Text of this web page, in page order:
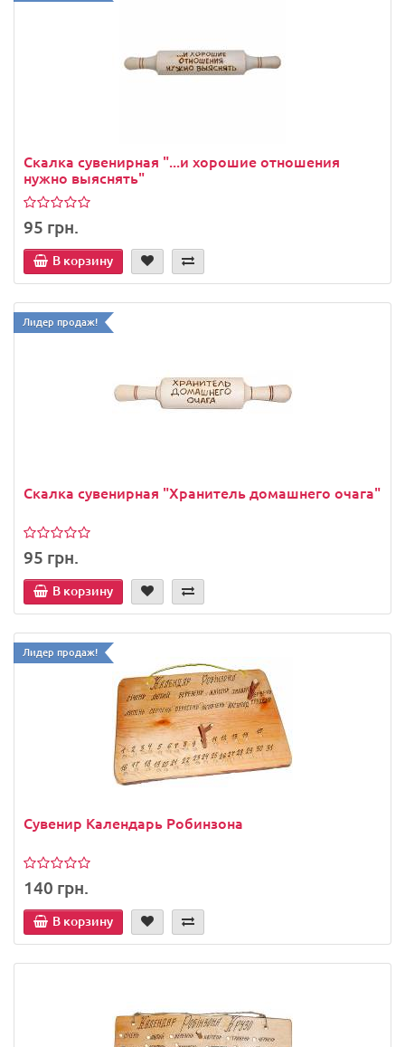
Скалка сувенирная "...и хорошие отношения
нужно выяснять"
95 грн.
В корзину
Лидер продаж!
Скалка сувенирная "Хранитель домашнего очага"
95 грн.
В корзину
Лидер продаж!
Сувенир Календарь Робинзона
140 грн.
В корзину